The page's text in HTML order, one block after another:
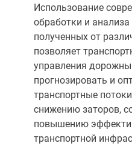
Использование
обработки и
полученных от
позволяет
управления
прогнозировать и
транспортные
снижению заторов,
повышению
транспортной